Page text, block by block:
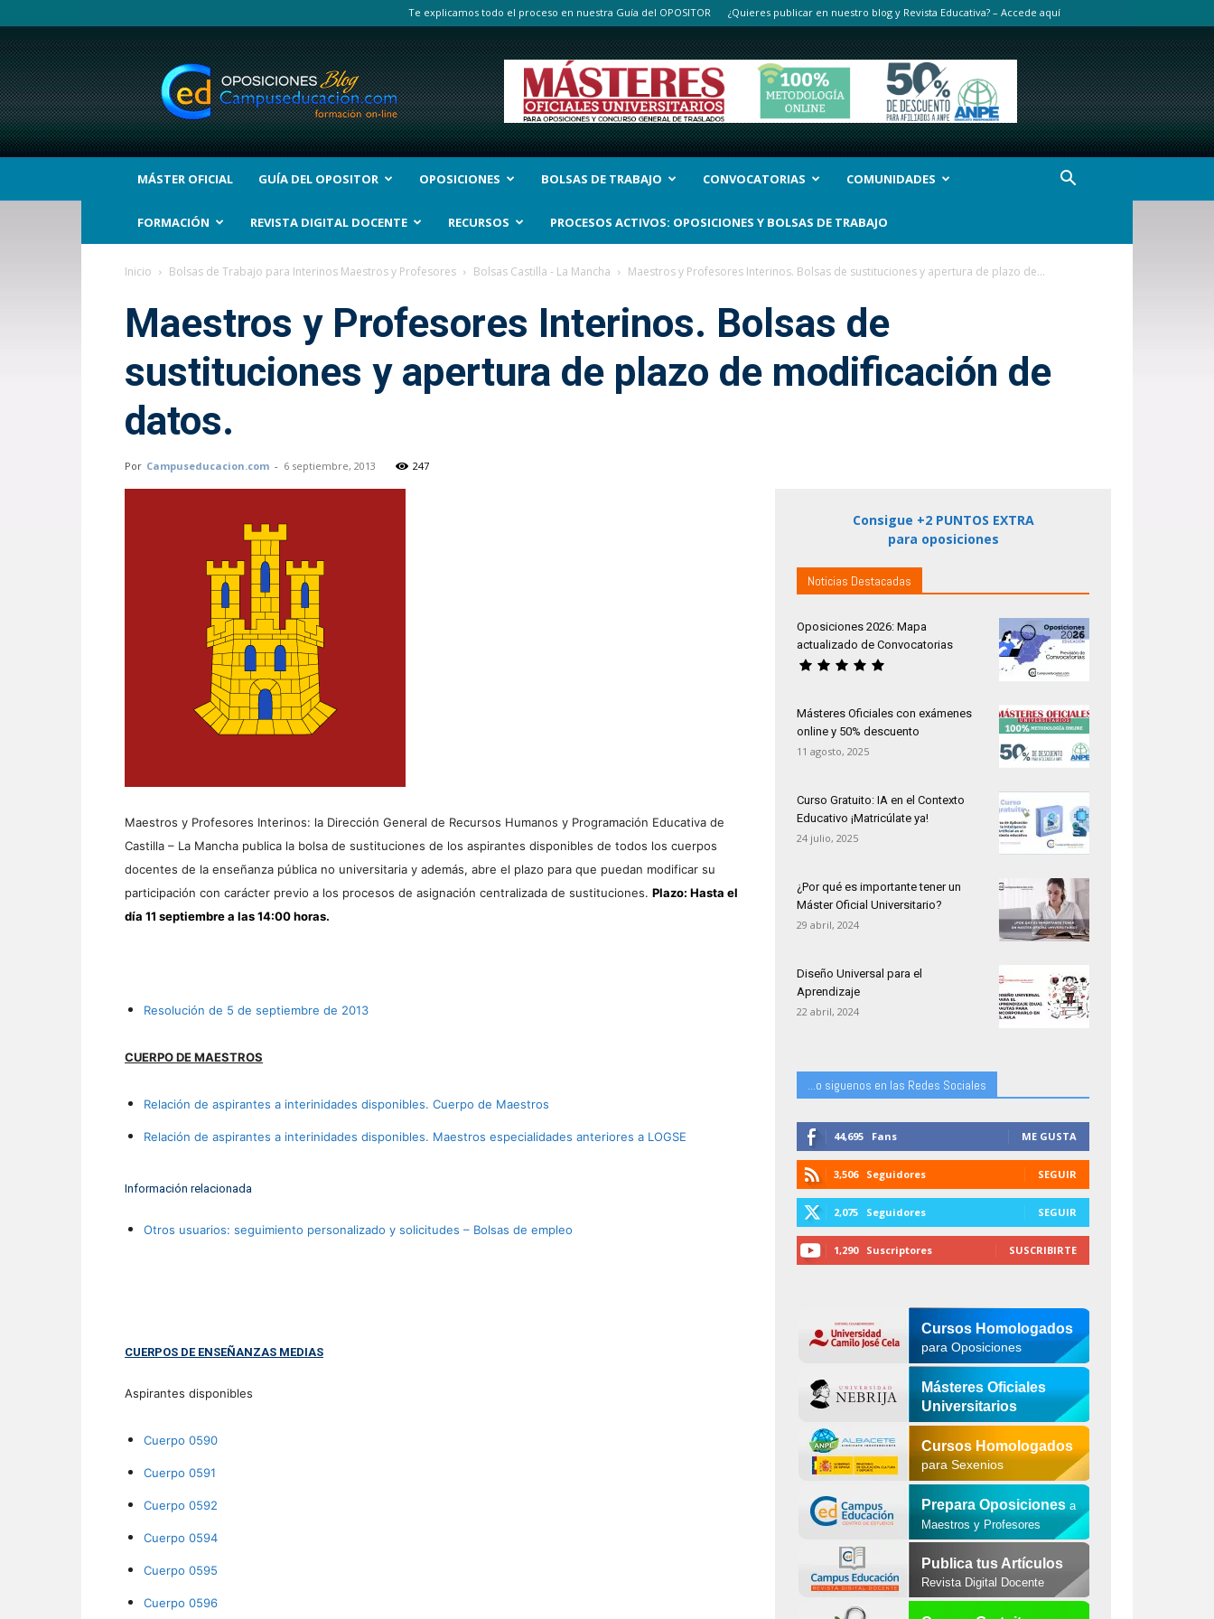
Te explicamos todo el proceso en nuestra Guía del OPOSITOR ¿Quieres publicar en nuestro blog y Revista Educativa? – Accede aquí
BLOG
Noticias
Oposiciones
y
bolsas
Trabajo
Interinos.
MÁSTER OFICIAL GUÍA DEL OPOSITOR OPOSICIONES BOLSAS DE TRABAJO CONVOCATORIAS COMUNIDADES
FORMACIÓN REVISTA DIGITAL DOCENTE RECURSOS PROCESOS ACTIVOS: OPOSICIONES Y BOLSAS DE TRABAJO
Inicio Bolsas de Trabajo para Interinos Maestros y Profesores Bolsas Castilla - La Mancha Maestros y Profesores Interinos. Bolsas de sustituciones y apertura de plazo de...
Maestros y Profesores Interinos. Bolsas de
sustituciones y apertura de plazo de modificación de
datos.
Por Campuseducacion.com - 6 septiembre, 2013 247
Maestros y Profesores Interinos: la Dirección General de Recursos Humanos y Programación Educativa de
Castilla – La Mancha publica la bolsa de sustituciones de los aspirantes disponibles de todos los cuerpos
docentes de la enseñanza pública no universitaria y además, abre el plazo para que puedan modificar su
participación con carácter previo a los procesos de asignación centralizada de sustituciones. Plazo: Hasta el
día 11 septiembre a las 14:00 horas.
Resolución de 5 de septiembre de 2013
CUERPO DE MAESTROS
Relación de aspirantes a interinidades disponibles. Cuerpo de Maestros
Relación de aspirantes a interinidades disponibles. Maestros especialidades anteriores a LOGSE
Información relacionada
Otros usuarios: seguimiento personalizado y solicitudes – Bolsas de empleo
CUERPOS DE ENSEÑANZAS MEDIAS
Aspirantes disponibles
Cuerpo 0590
Cuerpo 0591
Cuerpo 0592
Cuerpo 0594
Cuerpo 0595
Cuerpo 0596
Consigue +2 PUNTOS EXTRA
para oposiciones
Noticias Destacadas
Oposiciones 2026: Mapa
actualizado de Convocatorias
Másteres Oficiales con exámenes
online y 50% descuento
11 agosto, 2025
Curso Gratuito: IA en el Contexto
Educativo ¡Matricúlate ya!
24 julio, 2025
¿Por qué es importante tener un
Máster Oficial Universitario?
29 abril, 2024
Diseño Universal para el
Aprendizaje
22 abril, 2024
...o siguenos en las Redes Sociales
44,695 Fans ME GUSTA
3,506 Seguidores SEGUIR
2,075 Seguidores SEGUIR
1,290 Suscriptores SUSCRIBIRTE
Cursos Homologados
para Oposiciones
Másteres Oficiales
Universitarios
Cursos Homologados
para Sexenios
Prepara Oposiciones a
Maestros y Profesores
Publica tus Artículos
Revista Digital Docente